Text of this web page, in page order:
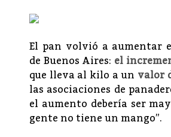
El pan volvió a aumentar
de Buenos Aires: el
que lleva al kilo a un valor
las asociaciones de
el aumento debería ser
gente no tiene un mango”.